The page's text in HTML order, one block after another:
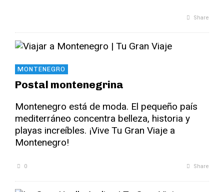
Share
MONTENEGRO
Postal montenegrina
Montenegro está de moda. El pequeño país
mediterráneo concentra belleza, historia y
playas increíbles. ¡Vive Tu Gran Viaje a
Montenegro!
0 Share